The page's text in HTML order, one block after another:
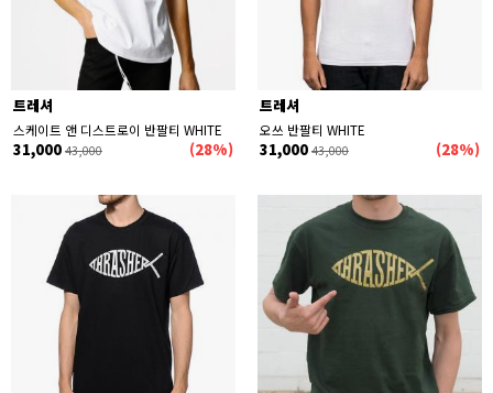
트레셔
스케이트 앤 디스트로이 반팔티 WHITE
31,000 43,000 (28%)
트레셔
오쓰 반팔티 WHITE
31,000 43,000 (28%)